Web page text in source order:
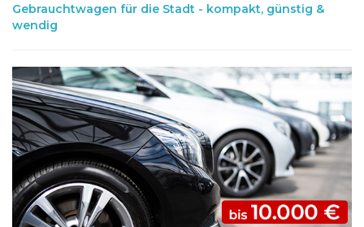
Gebrauchtwagen für die Stadt - kompakt, günstig &
wendig